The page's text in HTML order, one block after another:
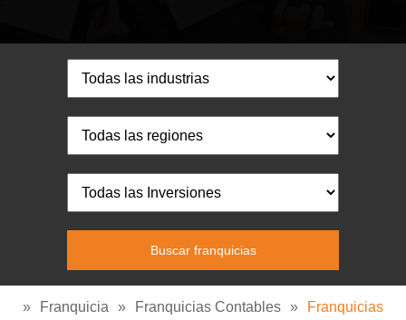
» Franquicia » Franquicias Contables »
Franquicias